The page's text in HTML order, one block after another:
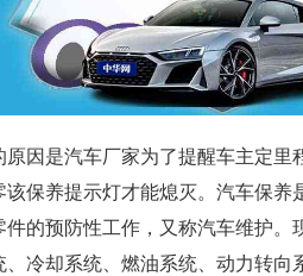
因是汽车厂家为了提醒车主定
保养提示灯才能熄灭。汽车保
的预防性工作，又称汽车维护。
冷却系统、燃油系统、动力转